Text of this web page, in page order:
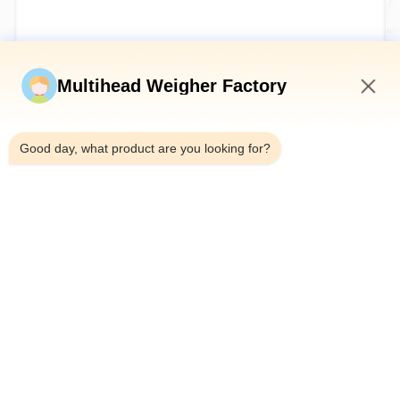
Stuur nu
Multihead Weigher Factory
Good day, what product are you looking for?